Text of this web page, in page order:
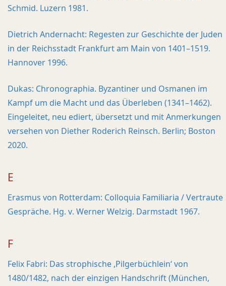
Schmid. Luzern 1981.
Dietrich Andernacht: Regesten zur Geschichte der Juden
in der Reichsstadt Frankfurt am Main von 1401–1519.
Hannover 1996.
Dukas: Chronographia. Byzantiner und Osmanen im
Kampf um die Macht und das Überleben (1341–1462).
Eingeleitet, neu ediert, übersetzt und mit Anmerkungen
versehen von Diether Roderich Reinsch. Berlin; Boston
2020.
E
Erasmus von Rotterdam: Colloquia Familiaria / Vertraute
Gespräche. Hg. v. Werner Welzig. Darmstadt 1967.
F
Felix Fabri: Das strophische ,Pilgerbüchlein‘ von
1480/1482, nach der einzigen Handschrift (München,